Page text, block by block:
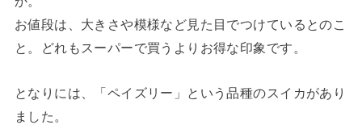
お値段は、大きさや模様など見た目でつけているとのこ
と。どれもスーパーで買うよりお得な印象です。
となりには、「ペイズリー」という品種のスイカがあり
ました。